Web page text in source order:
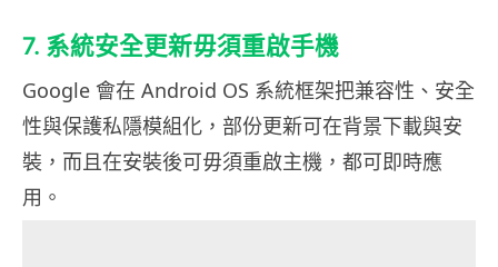
7. 系統安全更新毋須重啟手機
Google 會在 Android OS 系統框架把兼容性、安全
性與保護私隱模組化，部份更新可在背景下載與安
裝，而且在安裝後可毋須重啟主機，都可即時應
用。